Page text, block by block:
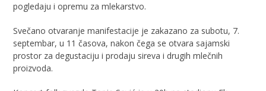
pogledaju i opremu za mlekarstvo.
Svečano otvaranje manifestacije je zakazano za subotu, 7.
septembar, u 11 časova, nakon čega se otvara sajamski
prostor za degustaciju i prodaju sireva i drugih mlečnih
proizvoda.